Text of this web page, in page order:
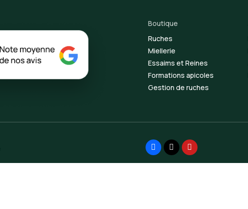
Boutique
Ruches
Miellerie
Essaims et Reines
Formations apicoles
Gestion de ruches